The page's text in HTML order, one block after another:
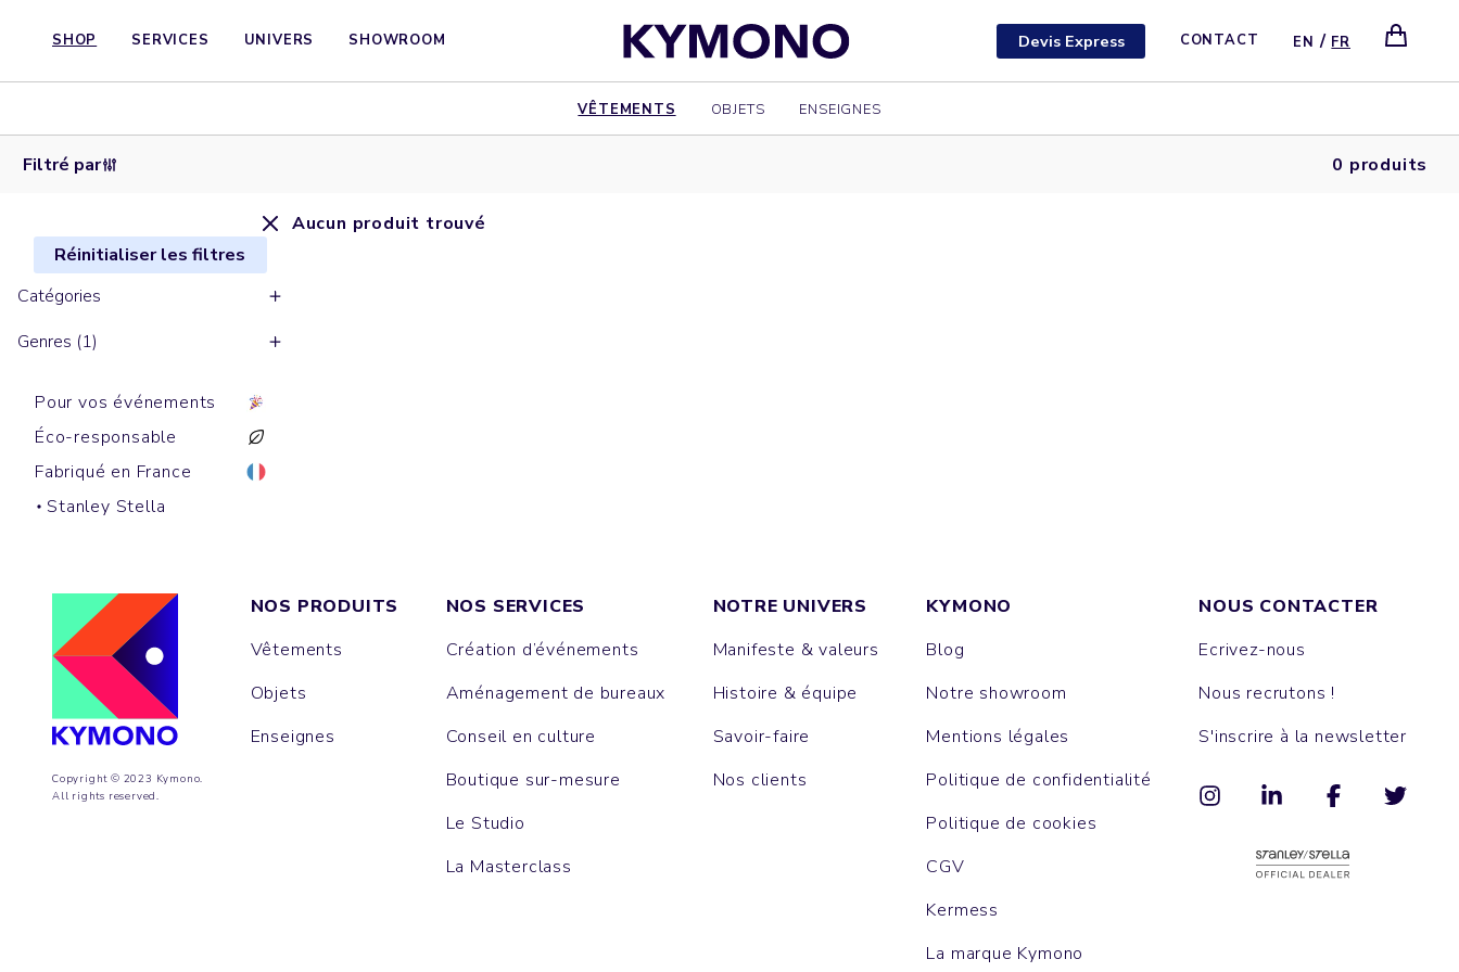
SHOP SERVICES UNIVERS SHOWROOM Devis Express CONTACT EN / FR
VÊTEMENTS OBJETS ENSEIGNES
Filtré par 0 produits
Réinitialiser les filtres
Catégories
Genres (1)
Pour vos événements
Éco-responsable
Fabriqué en France
Stanley Stella
Aucun produit trouvé
Copyright © 2023 Kymono.
All rights reserved.
NOS PRODUITS
Vêtements
Objets
Enseignes
NOS SERVICES
Création d’événements
Aménagement de bureaux
Conseil en culture
Boutique sur-mesure
Le Studio
La Masterclass
NOTRE UNIVERS
Manifeste & valeurs
Histoire & équipe
Savoir-faire
Nos clients
KYMONO
Blog
Notre showroom
Mentions légales
Politique de confidentialité
Politique de cookies
CGV
Kermess
La marque Kymono
NOUS CONTACTER
Ecrivez-nous
Nous recrutons !
S'inscrire à la newsletter